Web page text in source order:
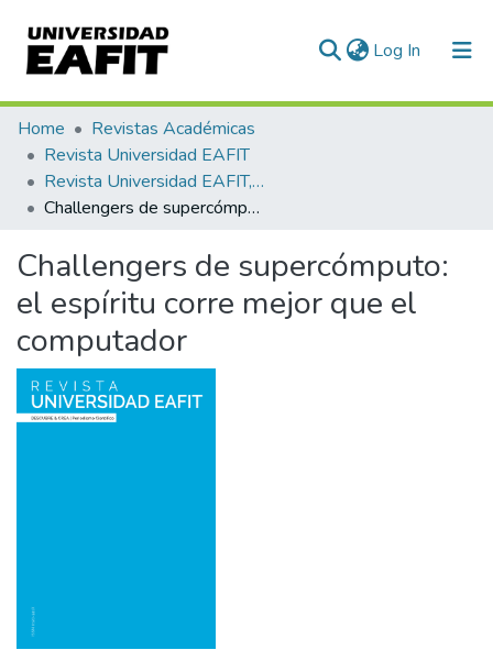
Log In (current)
Communities & Collections
All of DSpace
Statistics
Home
Revistas Académicas
Revista Universidad EAFIT
Revista Universidad EAFIT, Vol. 54, Núm. 174 (2019)
Challengers de supercómputo: el espíritu corre mejor que el computador
Challengers de supercómputo:
el espíritu corre mejor que el
computador